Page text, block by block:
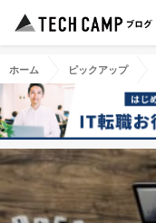
ホーム ピックアップ